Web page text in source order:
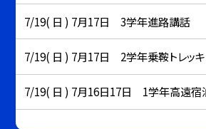
7/19( 日 ) 7月17日 3学年進路講話
7/19( 日 ) 7月17日 2学年乗鞍トレッ
7/19( 日 ) 7月16日17日 1学年高遠宿